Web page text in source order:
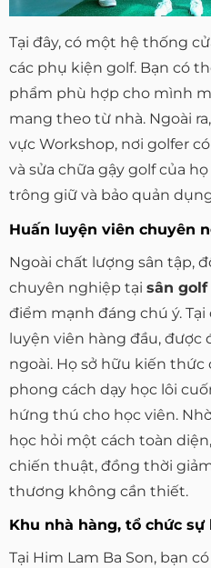
Tại đây, có một hệ thống
các phụ kiện golf. Bạn có
phẩm phù hợp cho mình
mang theo từ nhà. Ngoài
vực Workshop, nơi golfer
và sửa chữa gậy golf của
trông giữ và bảo quản
Huấn luyện viên chuyên
Ngoài chất lượng sân tập,
chuyên nghiệp tại sân
điểm mạnh đáng chú ý.
luyện viên hàng đầu, được
ngoài. Họ sở hữu kiến thức
phong cách dạy học lôi
hứng thú cho học viên.
học hỏi một cách toàn
chiến thuật, đồng thời
thương không cần thiết.
Khu nhà hàng, tổ chức sự
Tại Him Lam Ba Son, bạn